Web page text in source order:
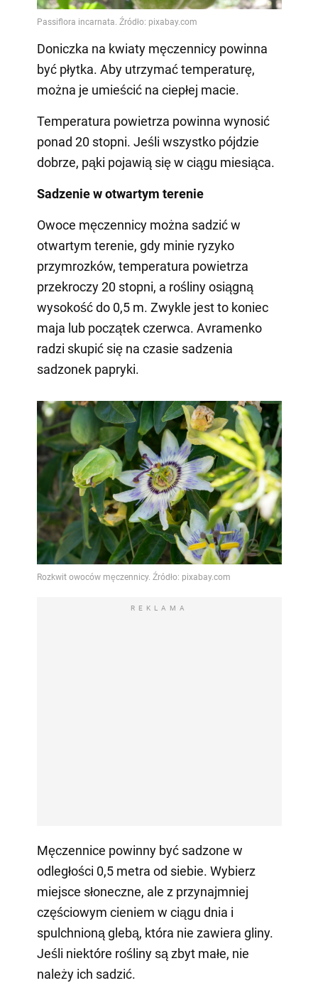
Doniczka na kwiaty męczennicy powinna
być płytka. Aby utrzymać temperaturę,
można je umieścić na ciepłej macie.
Temperatura powietrza powinna wynosić
ponad 20 stopni. Jeśli wszystko pójdzie
dobrze, pąki pojawią się w ciągu miesiąca.
Sadzenie w otwartym terenie
Owoce męczennicy można sadzić w
otwartym terenie, gdy minie ryzyko
przymrozków, temperatura powietrza
przekroczy 20 stopni, a rośliny osiągną
wysokość do 0,5 m. Zwykle jest to koniec
maja lub początek czerwca. Avramenko
radzi skupić się na czasie sadzenia
sadzonek papryki.
REKLAMA
Męczennice powinny być sadzone w
odległości 0,5 metra od siebie. Wybierz
miejsce słoneczne, ale z przynajmniej
częściowym cieniem w ciągu dnia i
spulchnioną glebą, która nie zawiera gliny.
Jeśli niektóre rośliny są zbyt małe, nie
należy ich sadzić.